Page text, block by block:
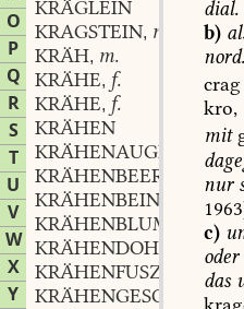
O
P
Q
R
S
T
U
V
W
X
Y
KRÄGLEIN
KRAGSTEIN, m.
KRÄH, m.
KRÄHE, f.
KRÄHE, f.
KRÄHEN
KRÄHENAUGE
KRÄHENBEERE
KRÄHENBEIN
KRÄHENBLUME
KRÄHENDOHLE
KRÄHENFUSZ
KRÄHENGESCHREI
dial.
b)
nord.
crag
kro,
mit
nur
c)
oder
das